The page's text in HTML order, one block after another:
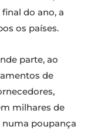
final do ano, a
os países.
parte, ao
de
milhares de
numa poupança